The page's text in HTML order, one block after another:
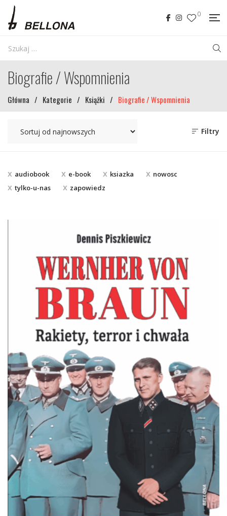
0
Biografie / Wspomnienia
Główna / Kategorie / Książki / Biografie / Wspomnienia
Filtry
audiobook e-book ksiazka
nowosc
tylko-u-nas
zapowiedz